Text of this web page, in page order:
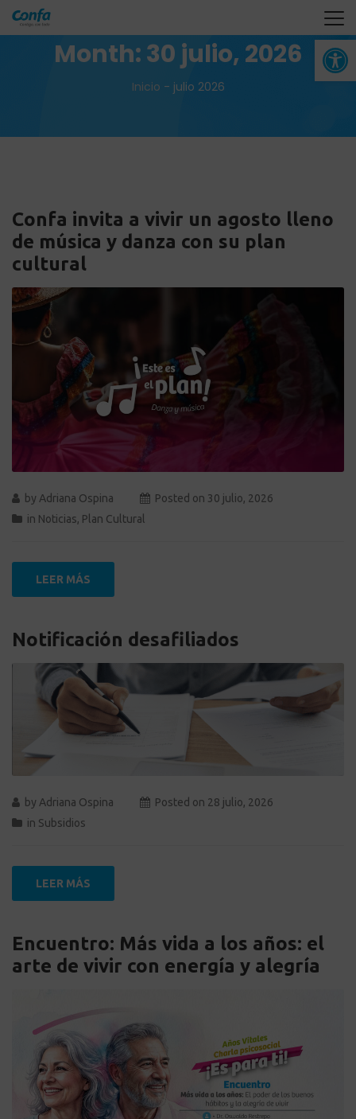
Abrir
Month:30 julio, 2026
Inicio - julio 2026
Confa invita a vivir un agosto lleno
de música y danza con su plan
cultural
byAdriana Ospina Posted on 30 julio, 2026
in Noticias, Plan Cultural
LEER MÁS
Notificación desafiliados
by Adriana Ospina Posted on 28 julio, 2026
in Subsidios
LEER MÁS
Encuentro: Más vida a los años: el
arte de vivir con energía y alegría